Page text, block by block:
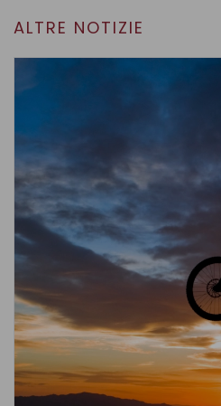
ALTRE NOTIZIE